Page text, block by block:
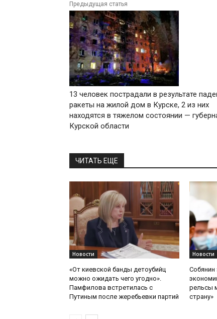
Предыдущая статья
13 человек пострадали в результате
ракеты на жилой дом в Курске, 2 из них
находятся в тяжелом состоянии —
Курской области
ЧИТАТЬ ЕЩЕ
Новости
«От киевской банды детоубийц
можно ожидать чего угодно».
Памфилова встретилась с
Путиным после жеребьевки партий
Новости
Собянин
рельсы
страну»